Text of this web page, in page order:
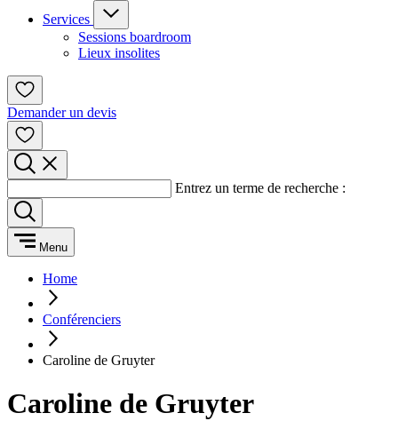
Services
Sessions boardroom
Lieux insolites
Demander un devis
Entrez un terme de recherche :
Menu
Home
Conférenciers
Caroline de Gruyter
Caroline de Gruyter